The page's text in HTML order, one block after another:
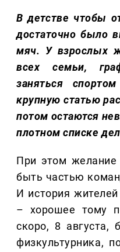
В детстве чтобы
достаточно было
мяч. У взрослых
всех семьи,
заняться
крупную статью
потом остаются
плотном списке
При этом желание
быть частью
И история жителей
– хорошее тому
скоро, 8 августа,
физкультурника,